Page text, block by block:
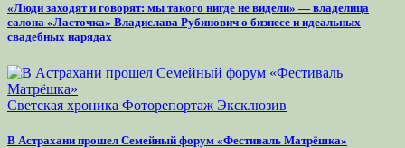
«Люди заходят и говорят: мы такого нигде не видели» — владелица
салона «Ласточка» Владислава Рубинович о бизнесе и идеальных
свадебных нарядах
Светская хроника Фоторепортаж Эксклюзив
В Астрахани прошел Семейный форум «Фестиваль Матрёшка»